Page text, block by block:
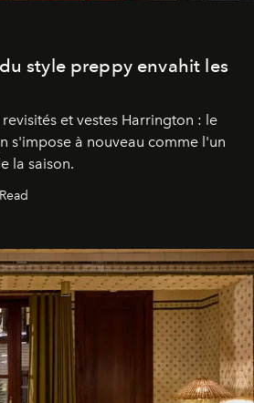
style preppy envahit les
et vestes Harrington : le
s'impose à nouveau comme l'un
la saison.